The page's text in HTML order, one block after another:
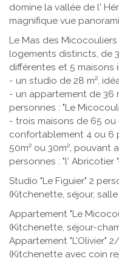
domine la vallée de l'
magnifique vue
Le Mas des Micocouliers
logements distincts, de
différentes et 5 maisons
- un studio de 28 m²,
- un appartement de 36
personnes : "Le
- trois maisons de 65 ou
confortablement 4 ou 6
50m² ou 30m²,
personnes : "l' Abricotier
Studio "Le Figuier" 2
(Kitchenette, séjour,
Appartement "Le
(Kitchenette, séjour-
Appartement "L'Olivier"
(Kitchenette avec coin